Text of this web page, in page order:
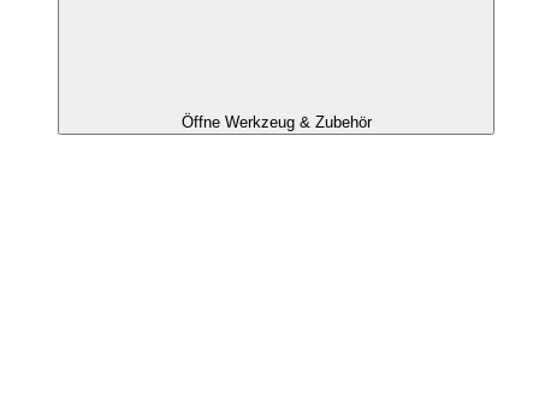
Öffne Werkzeug & Zubehör